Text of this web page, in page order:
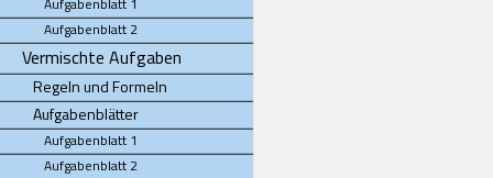
Aufgabenblatt 2
Vermischte Aufgaben
Regeln und Formeln
Aufgabenblätter
Aufgabenblatt 1
Aufgabenblatt 2